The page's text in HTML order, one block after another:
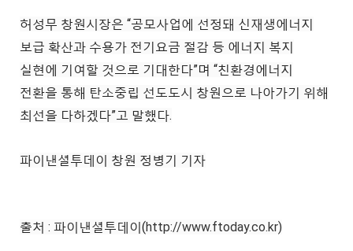
허성무 창원시장은 “공모사업에 선정돼 신재생에너지
보급 확산과 수용가 전기요금 절감 등 에너지 복지
실현에 기여할 것으로 기대한다”며 “친환경에너지
전환을 통해 탄소중립 선도도시 창원으로 나아가기 위해
최선을 다하겠다”고 말했다.
파이낸셜투데이 창원 정병기 기자
출처 : 파이낸셜투데이(http://www.ftoday.co.kr)